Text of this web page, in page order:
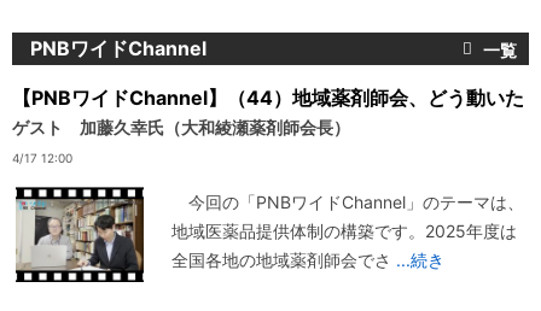
PNBワイドChannel
【PNBワイドChannel】（44）地域薬剤師会、どう動いた
ゲスト 加藤久幸氏（大和綾瀬薬剤師会長）
4/17 12:00
今回の「PNBワイドChannel」のテーマは、
地域医薬品提供体制の構築です。2025年度は
全国各地の地域薬剤師会でさ ...続き